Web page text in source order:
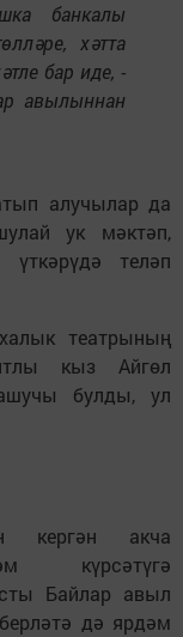
банкалы
хәтта
бар иде, -
авылыннан
алучылар да
ук мәктәп,
үткәрүдә теләп
театрының
кыз Айгөл
булды, ул
кергән акча
күрсәтүгә
Байлар авыл
дә ярдәм